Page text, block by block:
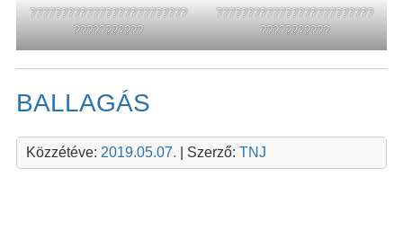
?????????????????????????
???????????
?????????????????????????
???????????
BALLAGÁS
Közzétéve: 2019.05.07. | Szerző: TNJ